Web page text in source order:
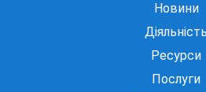
Новини
Діяльність
Ресурси
Послуги